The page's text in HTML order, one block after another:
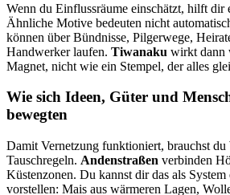
Wenn du Einflussräume einschätzt, hilft
Ähnliche Motive bedeuten nicht
können über Bündnisse, Pilgerwege,
Handwerker laufen. Tiwanaku wirkt dann
Magnet, nicht wie ein Stempel, der alles
Wie sich Ideen, Güter und
bewegten
Damit Vernetzung funktioniert, brauchst du
Tauschregeln. Andenstraßen verbinden
Küstenzonen. Du kannst dir das als
vorstellen: Mais aus wärmeren Lagen,